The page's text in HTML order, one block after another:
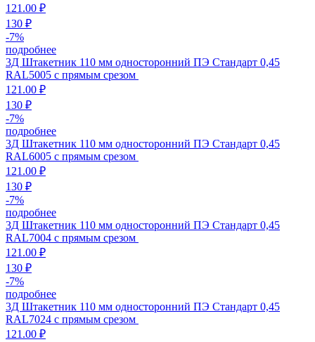
121.00 ₽
130 ₽
-7%
подробнее
3Д Штакетник 110 мм односторонний ПЭ Стандарт 0,45
RAL5005 с прямым срезом
121.00 ₽
130 ₽
-7%
подробнее
3Д Штакетник 110 мм односторонний ПЭ Стандарт 0,45
RAL6005 с прямым срезом
121.00 ₽
130 ₽
-7%
подробнее
3Д Штакетник 110 мм односторонний ПЭ Стандарт 0,45
RAL7004 с прямым срезом
121.00 ₽
130 ₽
-7%
подробнее
3Д Штакетник 110 мм односторонний ПЭ Стандарт 0,45
RAL7024 с прямым срезом
121.00 ₽